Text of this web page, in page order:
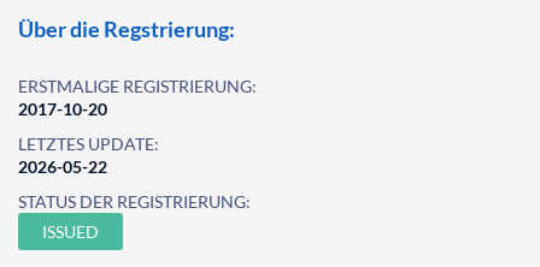
Über die Regstrierung:
ERSTMALIGE REGISTRIERUNG:
2017-10-20
LETZTES UPDATE:
2026-05-22
STATUS DER REGISTRIERUNG:
ISSUED